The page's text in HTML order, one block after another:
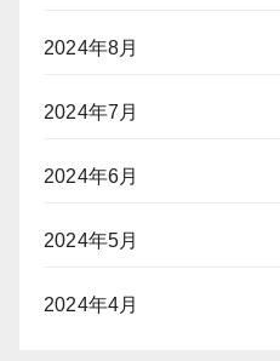
2024年8月
2024年7月
2024年6月
2024年5月
2024年4月